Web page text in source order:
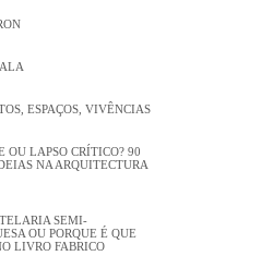
ESPAÇOS, VIVÊNCIAS
OU LAPSO CRÍTICO? 90
NA ARQUITECTURA
SEMI-
OU PORQUE É QUE
LIVRO FABRICO